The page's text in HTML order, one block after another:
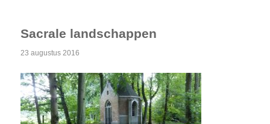
Sacrale landschappen
23 augustus 2016